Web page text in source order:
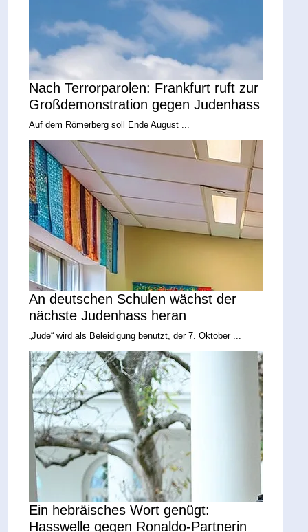
Nach Terrorparolen: Frankfurt ruft zur
Großdemonstration gegen Judenhass
Auf dem Römerberg soll Ende August ...
An deutschen Schulen wächst der
nächste Judenhass heran
„Jude“ wird als Beleidigung benutzt, der 7. Oktober ...
Ein hebräisches Wort genügt:
Hasswelle gegen Ronaldo-Partnerin